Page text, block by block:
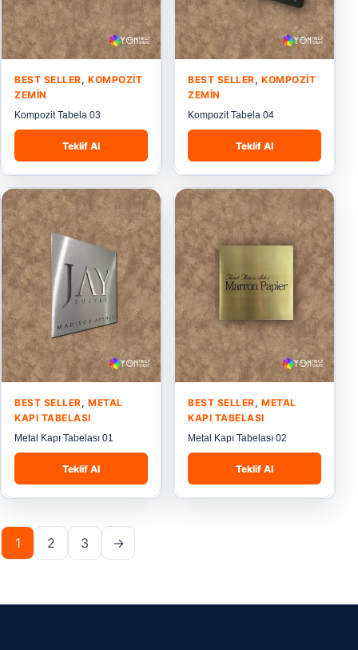
BEST SELLER,KOMPOZIT
ZEMIN
Kompozit Tabela 03
Teklif Al
BEST SELLER,KOMPOZIT
ZEMIN
Kompozit Tabela 04
Teklif Al
BEST SELLER,METAL
KAPI TABELASI
Metal Kapı Tabelası 01
Teklif Al
BEST SELLER,METAL
KAPI TABELASI
Metal Kapı Tabelası 02
Teklif Al
1 2 3 →